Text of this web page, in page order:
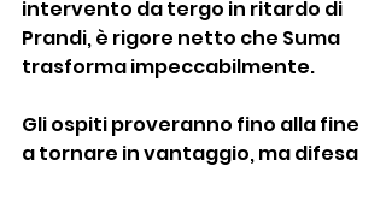
intervento da tergo in ritardo di
Prandi, è rigore netto che Suma
trasforma impeccabilmente.
Gli ospiti proveranno fino alla fine
a tornare in vantaggio, ma difesa